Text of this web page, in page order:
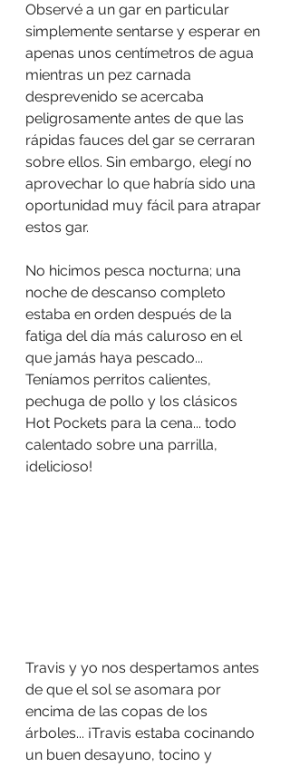
Observé a un gar en particular
simplemente sentarse y esperar en
apenas unos centímetros de agua
mientras un pez carnada
desprevenido se acercaba
peligrosamente antes de que las
rápidas fauces del gar se cerraran
sobre ellos. Sin embargo, elegí no
aprovechar lo que habría sido una
oportunidad muy fácil para atrapar
estos gar.
No hicimos pesca nocturna; una
noche de descanso completo
estaba en orden después de la
fatiga del día más caluroso en el
que jamás haya pescado...
Teníamos perritos calientes,
pechuga de pollo y los clásicos
Hot Pockets para la cena... todo
calentado sobre una parrilla,
¡delicioso!
Travis y yo nos despertamos antes
de que el sol se asomara por
encima de las copas de los
árboles... ¡Travis estaba cocinando
un buen desayuno, tocino y